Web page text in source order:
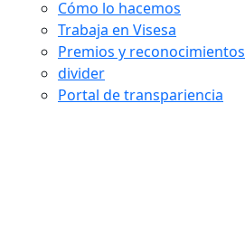
Cómo lo hacemos
Trabaja en Visesa
Premios y reconocimientos
divider
Portal de transpariencia